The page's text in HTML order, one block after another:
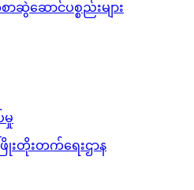
ာဆွဲဆောင်ပစ္စည်းများ
မှု
းတိုးတက်ရေးဌာန